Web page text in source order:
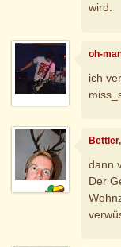
wird.
oh-
ich
Bettler
dann
Der